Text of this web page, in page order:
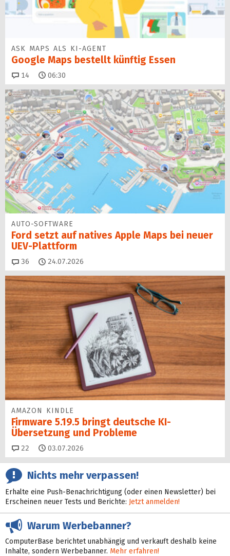
ASK MAPS ALS KI-AGENT
Google Maps bestellt künftig Essen
14 Kommentare
06:30
AUTO-SOFTWARE
Ford setzt auf natives Apple Maps bei neuer
UEV-Plattform
36 Kommentare
24.07.2026
AMAZON KINDLE
Firmware 5.19.5 bringt deutsche KI-
Übersetzung und Probleme
22 Kommentare
03.07.2026
Nichts mehr verpassen!
Erhalte eine Push-Benachrichtigung (oder einen Newsletter) bei
Erscheinen neuer Tests und Berichte: Jetzt anmelden!
Warum Werbebanner?
ComputerBase berichtet unabhängig und verkauft deshalb keine
Inhalte, sondern Werbebanner. Mehr erfahren!